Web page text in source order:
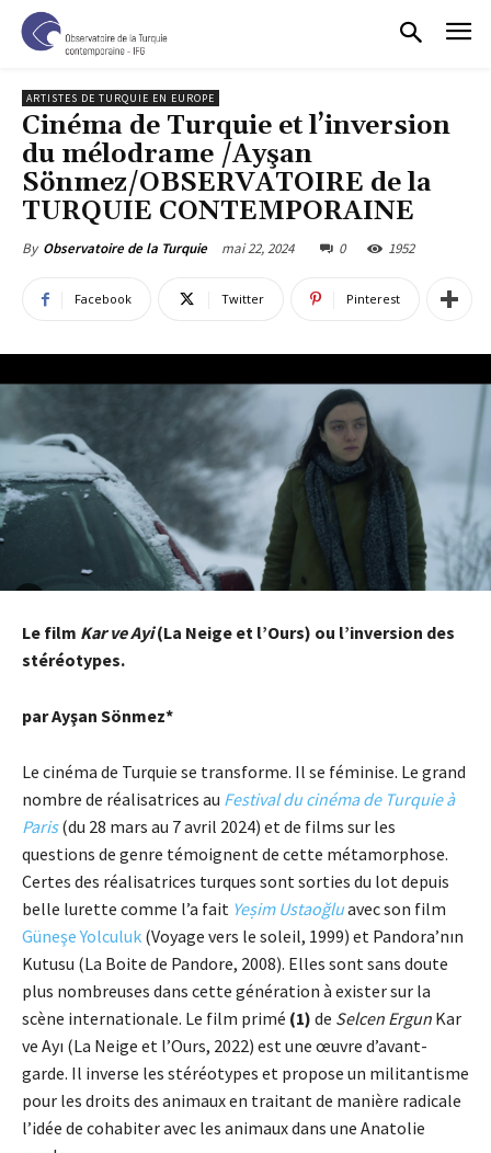
ARTISTES DE TURQUIE EN EUROPE
Cinéma de Turquie et l’inversion
du mélodrame /Ayşan
Sönmez/OBSERVATOIRE de la
TURQUIE CONTEMPORAINE
By Observatoire de la Turquie mai 22, 2024 0 1952
Facebook Twitter Pinterest
Le film Kar ve Ayi(La Neige et l’Ours) ou l’inversion des
stéréotypes.
par Ayşan Sönmez*
Le cinéma de Turquie se transforme. Il se féminise. Le grand
nombre de réalisatrices au Festival du cinéma de Turquie à
Paris(du 28 mars au 7 avril 2024) et de films sur les
questions de genre témoignent de cette métamorphose.
Certes des réalisatrices turques sont sorties du lot depuis
belle lurette comme l’a fait Yeṣim Ustaoğluavec son film
Güneşe Yolculuk (Voyage vers le soleil, 1999) et Pandora’nın
Kutusu (La Boite de Pandore, 2008). Elles sont sans doute
plus nombreuses dans cette génération à exister sur la
scène internationale. Le film primé (1) de Selcen Ergun Kar
ve Ayı (La Neige et l’Ours, 2022) est une œuvre d’avant-
garde. Il inverse les stéréotypes et propose un militantisme
pour les droits des animaux en traitant de manière radicale
l’idée de cohabiter avec les animaux dans une Anatolie